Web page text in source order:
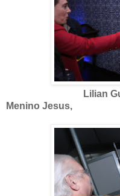
Lilian
Menino Jesus,